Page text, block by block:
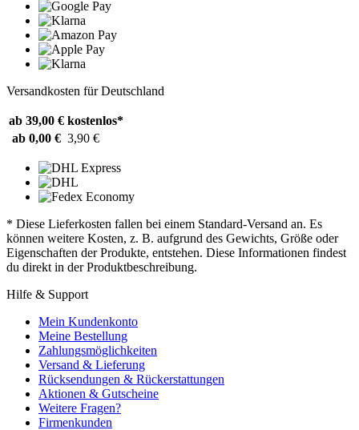
Versandkosten für Deutschland
ab 39,00 € kostenlos*
ab 0,00 € 3,90 €
* Diese Lieferkosten fallen bei einem Standard-Versand an. Es
können weitere Kosten, z. B. aufgrund des Gewichts, Größe oder
Eigenschaften der Produkte, entstehen. Diese Informationen findest
du direkt in der Produktbeschreibung.
Hilfe & Support
Mein Kundenkonto
Meine Bestellung
Zahlungsmöglichkeiten
Versand & Lieferung
Rücksendungen & Rückerstattungen
Aktionen & Gutscheine
Weitere Fragen?
Firmenkunden